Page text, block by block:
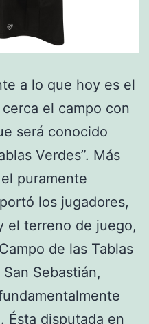
a lo que hoy es el
el campo con
será conocido
Verdes”. Más
puramente
los jugadores,
el terreno de juego,
de las Tablas
Sebastián,
Ésta disputada en